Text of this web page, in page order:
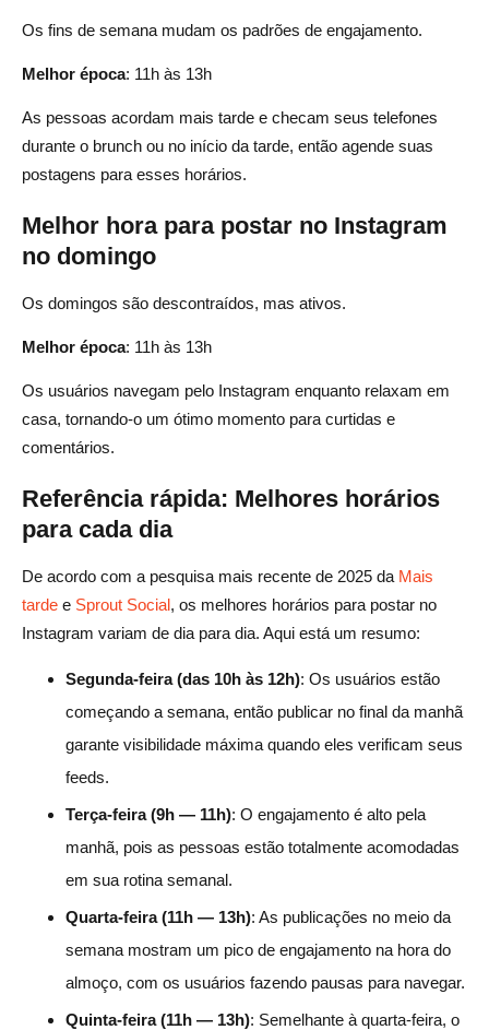
Os fins de semana mudam os padrões de engajamento.
Melhor época: 11h às 13h
As pessoas acordam mais tarde e checam seus telefones
durante o brunch ou no início da tarde, então agende suas
postagens para esses horários.
Melhor hora para postar no Instagram
no domingo
Os domingos são descontraídos, mas ativos.
Melhor época: 11h às 13h
Os usuários navegam pelo Instagram enquanto relaxam em
casa, tornando-o um ótimo momento para curtidas e
comentários.
Referência rápida: Melhores horários
para cada dia
De acordo com a pesquisa mais recente de 2025 da Mais
tarde e Sprout Social, os melhores horários para postar no
Instagram variam de dia para dia. Aqui está um resumo:
Segunda-feira (das 10h às 12h): Os usuários estão
começando a semana, então publicar no final da manhã
garante visibilidade máxima quando eles verificam seus
feeds.
Terça-feira (9h — 11h): O engajamento é alto pela
manhã, pois as pessoas estão totalmente acomodadas
em sua rotina semanal.
Quarta-feira (11h — 13h): As publicações no meio da
semana mostram um pico de engajamento na hora do
almoço, com os usuários fazendo pausas para navegar.
Quinta-feira (11h — 13h): Semelhante à quarta-feira, o